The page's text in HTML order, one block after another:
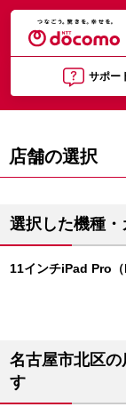
サポー
店舗の選択
選択した機種・
11インチiPad Pro
名古屋市北区
す